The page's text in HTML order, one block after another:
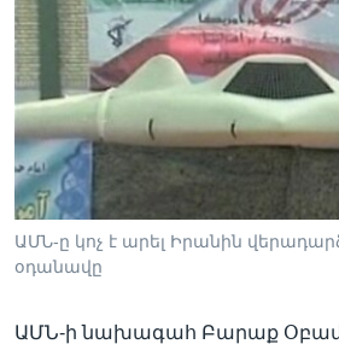
«ԱՄԵՐԻԿԱՅԻ ՁԱՅՆ»-Ի
ԿԱՊ ՄԵԶ ՀԵՏ
Learning English
ՀԵՏԵՒԵՔ ՄԵԶ
Լեզուներ
ԱՄՆ-ը կոչ է արել Իրանին
օդանավը
ԱՄՆ-ի նախագահ Բարաք